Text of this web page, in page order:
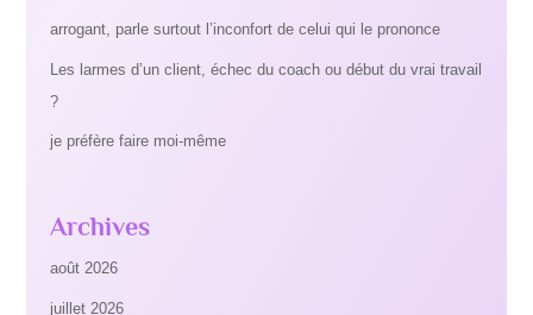
arrogant, parle surtout l’inconfort de celui qui le prononce
Les larmes d’un client, échec du coach ou début du vrai travail
?
je préfère faire moi-même
Archives
août 2026
juillet 2026